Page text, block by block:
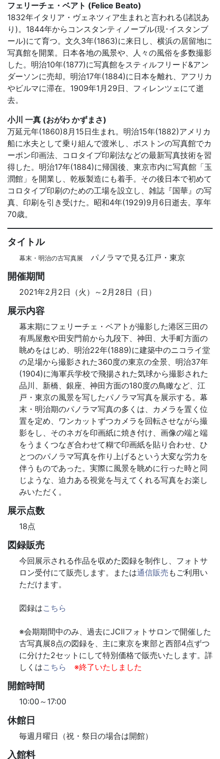
フェリーチェ・ベアト (Felice Beato)
1832年イタリア・ヴェネツィア生まれと言われる(諸説あ
り)。1844年からコンスタンティノープル(現･イスタンブ
ール)にて育つ。文久3年(1863)に来日し、横浜の居留地に
写真館を開業。日本各地の風景や、人々の風俗を多数撮影
した。明治10年(1877)に写真館をスティルフリード&アン
ダーソンに売却。明治17年(1884)に日本を離れ、アフリカ
やビルマに滞在。1909年1月29日、フィレンツェにて逝
去。
小川 一真 (おがわ かずまさ)
万延元年(1860)8月15日生まれ。明治15年(1882)アメリカ
船に水夫として乗り組んで渡米し、ボストンの写真館でカ
ーボン印画法、コロタイプ印刷法などの最新写真技術を習
得した。明治17年(1884)に帰国後、東京市内に写真館「玉
潤館」を開業し、乾板製造にも着手。その後日本で初めて
コロタイプ印刷のための工場を設立し、雑誌『国華』の写
真、印刷を引き受けた。昭和4年(1929)9月6日逝去。享年
70歳。
タイトル
幕末・明治の古写真展 パノラマで見る江戸・東京
開催期間
2021年2月2日（火）～2月28日（日）
展示内容
幕末期にフェリーチェ・ベアトが撮影した港区三田の
有馬屋敷や田安門前から九段下、神田、大手町方面の
眺めをはじめ、明治22年(1889)に建築中のニコライ堂
の足場から撮影された360度の東京の全景、明治37年
(1904)に海軍兵学校で飛揚された気球から撮影された
品川、新橋、銀座、神田方面の180度の鳥瞰など、江
戸・東京の風景を写したパノラマ写真を展示する。幕
末・明治期のパノラマ写真の多くは、カメラを置く位
置を定め、ワンカットずつカメラを回転させながら撮
影をし、そのネガを印画紙に焼き付け、画像の端と端
をうまくつなぎ合わせて糊で印画紙を貼り合わせ、ひ
とつのパノラマ写真を作り上げるという大変な労力を
伴うものであった。実際に風景を眺めに行った時と同
じような、迫力ある視覚を与えてくれる写真をお楽し
みいただく。
展示点数
18点
図録販売
今回展示される作品を収めた図録を制作し、フォトサ
ロン受付にて販売します。または通信販売 もご利用い
ただけます。
図録はこちら
※会期期間中のみ、過去にJCIIフォトサロンで開催した
古写真展8点の図録を、主に東京を東部と西部4点ずつ
に分けた2セットにして特別価格で販売いたします。詳
しくはこちら ※終了いたしました
開館時間
10:00～17:00
休館日
毎週月曜日（祝・祭日の場合は開館）
入館料